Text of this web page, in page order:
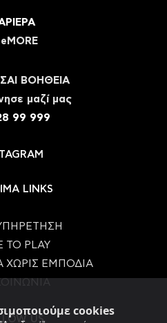
cookies
ΒΟΗΘΕΙΑ
μαζί μας
99 999
LINKS
TO PLAY
ΧΩΡΙΣ ΕΜΠΟΔΙΑ
US